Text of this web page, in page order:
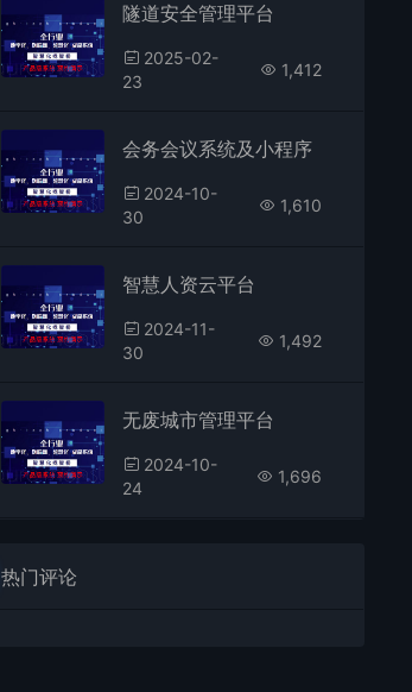
隧道安全管理平台
2025-02-
23
1,412
会务会议系统及小程序
2024-10-
30
1,610
智慧人资云平台
2024-11-
30
1,492
无废城市管理平台
2024-10-
24
1,696
热门评论